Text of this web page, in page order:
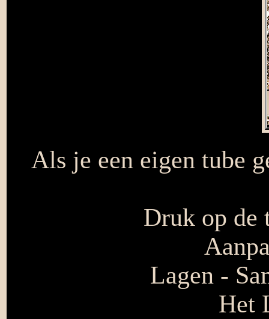
Als je een eigen tube
Druk op de
Lagen -
Het